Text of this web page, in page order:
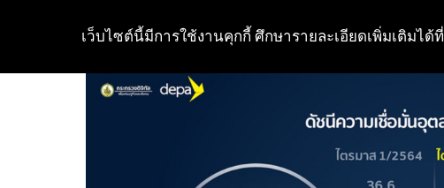
to
เว็บไซต์นี้มีการใช้งานคุกกี้ ศึกษารายละเอียดเพิ่มเติมได้ที่